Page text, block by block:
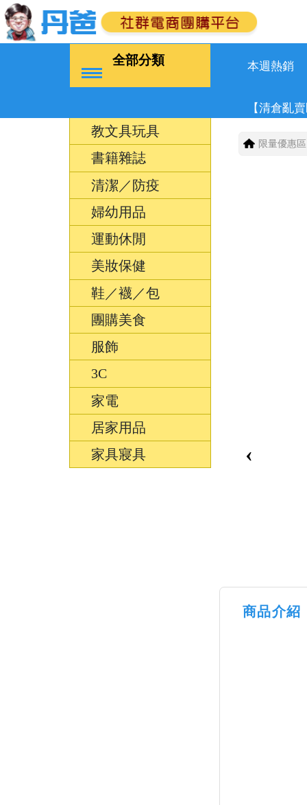
全部分類 本週熱銷
【清倉亂賣
教文具玩具
書籍雜誌
清潔／防疫
婦幼用品
運動休閒
美妝保健
鞋／襪／包
團購美食
服飾
3C
家電
居家用品
家具寢具
限量優惠區
‹
商品介紹